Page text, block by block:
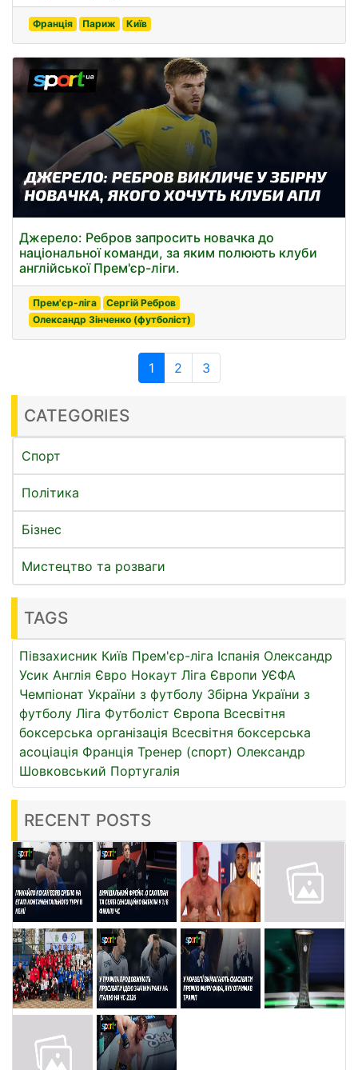
Франція Париж Київ
Джерело: Ребров запросить новачка до
національної команди, за яким полюють клуби
англійської Прем'єр-ліги.
Прем'єр-ліга
Сергій Ребров
Олександр Зінченко (футболіст)
1 2 3
CATEGORIES
Спорт
Політика
Бізнес
Мистецтво та розваги
TAGS
Півзахисник Київ Прем'єр-ліга Іспанія Олександр
Усик Англія Євро Нокаут Ліга Європи УЄФА
Чемпіонат України з футболу Збірна України з
футболу Ліга Футболіст Європа Всесвітня
боксерська організація Всесвітня боксерська
асоціація Франція Тренер (спорт) Олександр
Шовковський Португалія
RECENT POSTS